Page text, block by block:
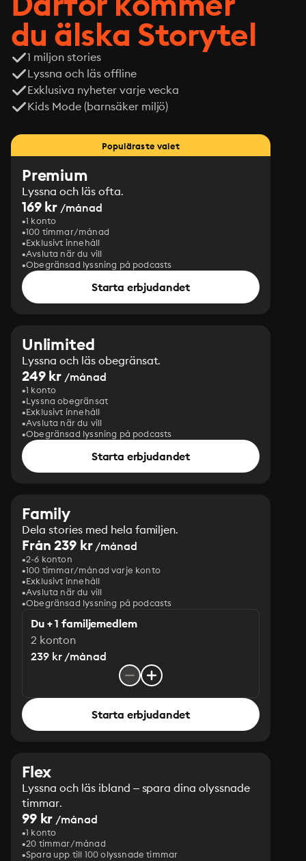
du älska Storytel
1 miljon stories
Lyssna och läs offline
Exklusiva nyheter varje vecka
Kids Mode (barnsäker miljö)
Populäraste valet
Premium
Lyssna och läs ofta.
169 kr /månad
1 konto
100 timmar/månad
Exklusivt innehåll
Avsluta när du vill
Obegränsad lyssning på podcasts
Starta erbjudandet
Unlimited
Lyssna och läs obegränsat.
249 kr /månad
1 konto
Lyssna obegränsat
Exklusivt innehåll
Avsluta när du vill
Obegränsad lyssning på podcasts
Starta erbjudandet
Family
Dela stories med hela familjen.
Från 239 kr/månad
2-6 konton
100 timmar/månad varje konto
Exklusivt innehåll
Avsluta när du vill
Obegränsad lyssning på podcasts
Du + 1 familjemedlem
2 konton
239 kr /månad
Starta erbjudandet
Flex
Lyssna och läs ibland – spara dina olyssnade
timmar.
99 kr /månad
1 konto
20 timmar/månad
Spara upp till 100 olyssnade timmar